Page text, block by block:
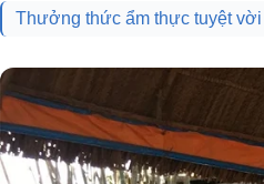
Thưởng thức ẩm thực tuyệt vời